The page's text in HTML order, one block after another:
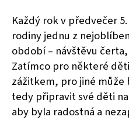
Každý rok v předvečer
rodiny jednu z
období – návštěvu
Zatímco pro některé
zážitkem, pro jiné může
tedy připravit své děti
aby byla radostná a